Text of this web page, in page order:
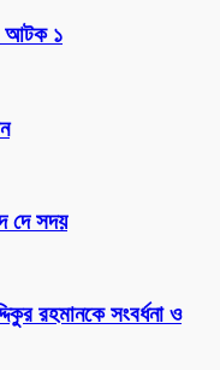
আটক ১
দে সদয়
রহমানকে সংবর্ধনা ও